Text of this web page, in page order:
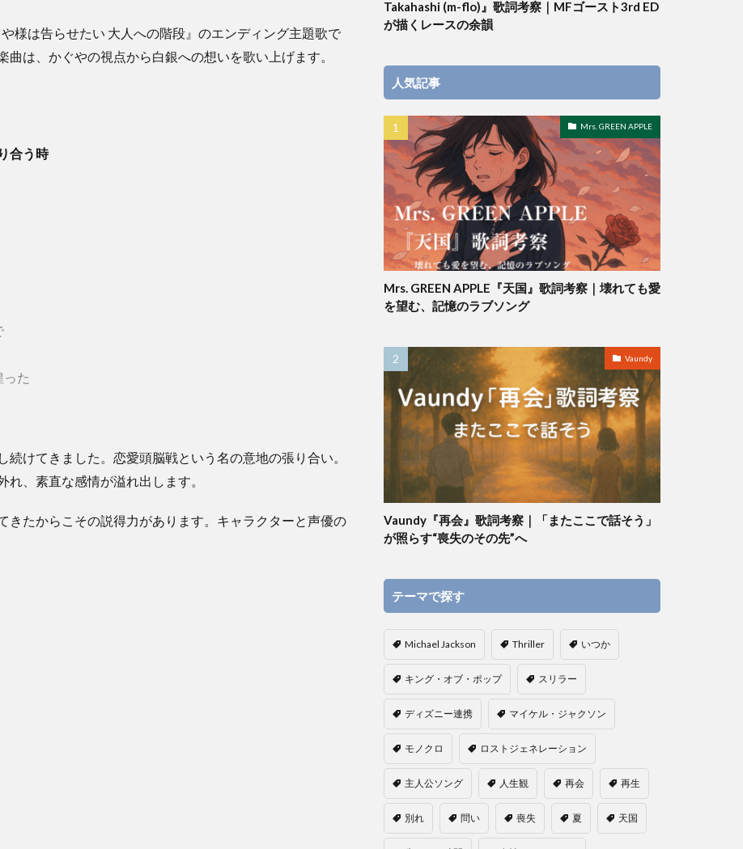
様は告らせたい 大人への階段』のエンディング主題歌で
は、かぐやの視点から白銀への想いを歌い上げます。
合う時
た
けてきました。恋愛頭脳戦という名の意地の張り合い。
、素直な感情が溢れ出します。
きたからこその説得力があります。キャラクターと声優の
Takahashi (m-flo)』歌詞考察｜MFゴースト3rd ED
が描くレースの余韻
人気記事
Mrs. GREEN APPLE
Mrs. GREEN APPLE『天国』歌詞考察｜壊れても愛
を望む、記憶のラブソング
Vaundy
Vaundy『再会』歌詞考察｜「またここで話そう」
が照らす“喪失のその先”へ
テーマで探す
Michael Jackson Thriller いつか
キング・オブ・ポップ スリラー
ディズニー連携 マイケル・ジャクソン
モノクロ ロストジェネレーション
主人公ソング 人生観 再会 再生
別れ 問い 喪失 夏 天国